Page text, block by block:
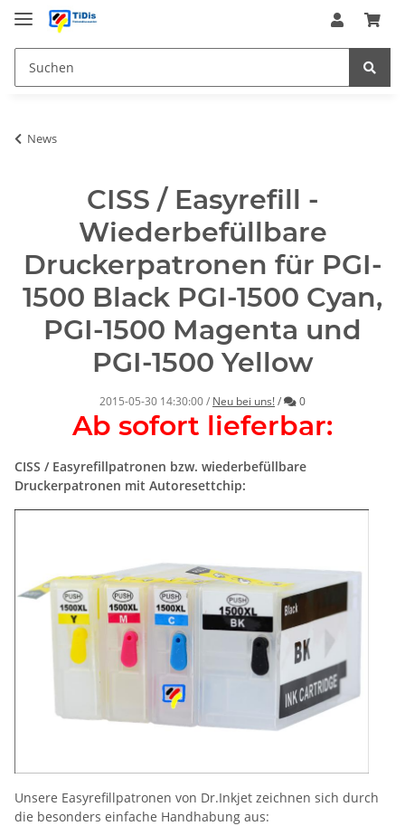
News
CISS / Easyrefill -
Wiederbefüllbare
Druckerpatronen für PGI-
1500 Black PGI-1500 Cyan,
PGI-1500 Magenta und
PGI-1500 Yellow
2015-05-30 14:30:00/ Neu bei uns!/ Kommentare
0
Ab sofort lieferbar:
CISS / Easyrefillpatronen bzw. wiederbefüllbare
Druckerpatronen mit Autoresettchip:
Unsere Easyrefillpatronen von Dr.Inkjet zeichnen sich durch
die besonders einfache Handhabung aus: